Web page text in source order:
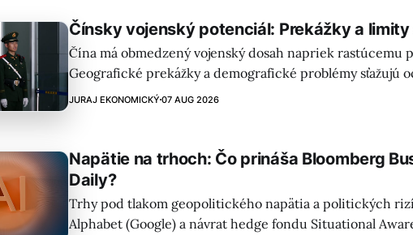
Čínsky vojenský potenciál: Prekážky a
Čína má obmedzený vojenský dosah napriek rastúcemu
Geografické prekážky a demografické problémy sťažujú
na ktorom je Čína historicky závislá. Konflikt s Iránom
JURAJ EKONOMICKÝ 07 AUG 2026
Napätie na trhoch: Čo prináša Bloomberg
Daily?
Trhy pod tlakom geopolitického napätia a politických
Alphabet (Google) a návrat hedge fondu Situational